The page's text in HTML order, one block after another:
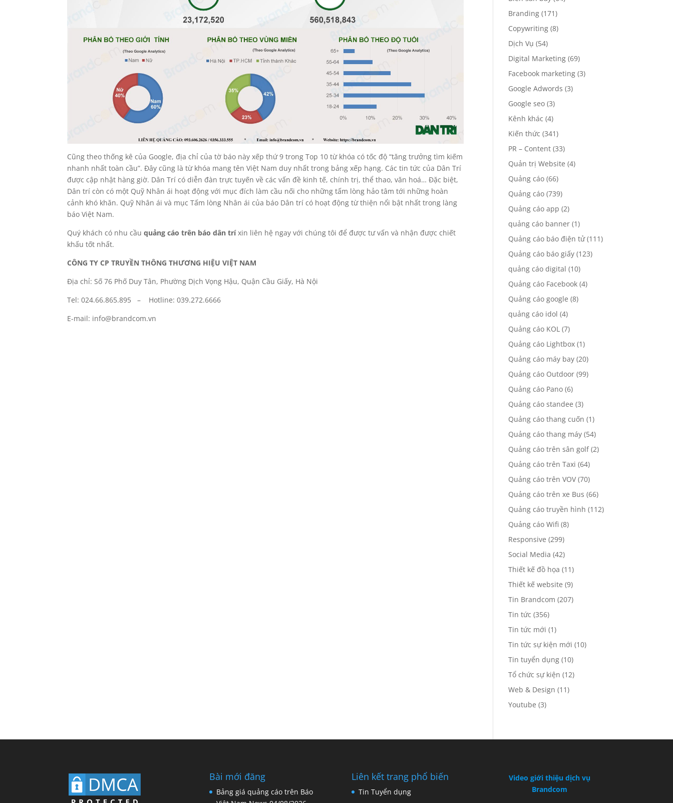
Cũng theo thống kê của Google, địa chỉ của tờ báo này xếp thứ 9 trong Top 10 từ khóa có tốc độ “tăng trưởng tìm kiếm
nhanh nhất toàn cầu”. Đây cũng là từ khóa mang tên Việt Nam duy nhất trong bảng xếp hạng. Các tin tức của Dân Trí
được cập nhật hàng giờ. Dân Trí có diễn đàn trực tuyến về các vấn đề kinh tế, chính trị, thể thao, văn hoá… Đặc biệt,
Dân trí còn có một Quỹ Nhân ái hoạt động với mục đích làm cầu nối cho những tấm lòng hảo tâm tới những hoàn
cảnh khó khăn. Quỹ Nhân ái và mục Tấm lòng Nhân ái của báo Dân trí có hoạt động từ thiện nổi bật nhất trong làng
báo Việt Nam.
Quý khách có nhu cầuquảng cáo trên báo dân tríxin liên hệ ngay với chúng tôi để được tư vấn và nhận được chiết
khấu tốt nhất.
CÔNG TY CP TRUYỀN THÔNG THƯƠNG HIỆU VIỆT NAM
Địa chỉ: Số 76 Phố Duy Tân, Phường Dịch Vọng Hậu, Quận Cầu Giấy, Hà Nội
Tel: 024.66.865.895 – Hotline: 039.272.6666
E-mail: info@brandcom.vn
Branding (171)
Copywriting (8)
Dịch Vụ (54)
Digital Marketing (69)
Facebook marketing (3)
Google Adwords (3)
Google seo (3)
Kênh khác (4)
Kiến thức (341)
PR – Content (33)
Quản trị Website (4)
Quảng cáo (66)
Quảng cáo (739)
Quảng cáo app (2)
quảng cáo banner (1)
Quảng cáo báo điện tử(111)
Quảng cáo báo giấy (123)
quảng cáo digital (10)
Quảng cáo Facebook (4)
Quảng cáo google (8)
quảng cáo idol (4)
Quảng cáo KOL (7)
Quảng cáo Lightbox (1)
Quảng cáo máy bay (20)
Quảng cáo Outdoor (99)
Quảng cáo Pano (6)
Quảng cáo standee (3)
Quảng cáo thang cuốn (1)
Quảng cáo thang máy (54)
Quảng cáo trên sân golf(2)
Quảng cáo trên Taxi (64)
Quảng cáo trên VOV(70)
Quảng cáo trên xe Bus (66)
Quảng cáo truyền hình (112)
Quảng cáo Wifi (8)
Responsive (299)
Social Media (42)
Thiết kế đồ họa (11)
Thiết kế website (9)
Tin Brandcom (207)
Tin tức (356)
Tin tức mới (1)
Tin tức sự kiện mới (10)
Tin tuyển dụng (10)
Tổ chức sự kiện (12)
Web & Design (11)
Youtube (3)
Bài mới đăng
Bảng giá quảng cáo trên Báo
Liên kết trang phổ biến
Tin Tuyển dụng
Video giới thiệu dịch vụ
Brandcom